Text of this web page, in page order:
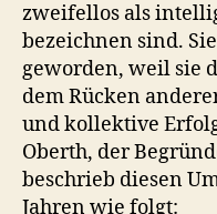
zweifellos als
bezeichnen sind.
geworden, weil sie
dem Rücken
und kollektive
Oberth, der
beschrieb diesen
Jahren wie folgt: